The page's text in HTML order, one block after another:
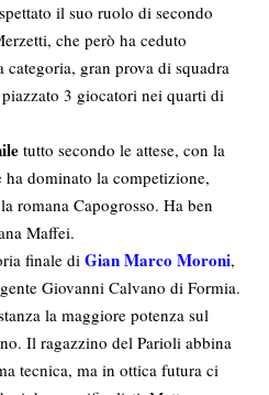
il suo ruolo di secondo
che però ha ceduto
categoria, gran prova di squadra
3 giocatori nei quarti di
tutto secondo le attese, con la
ha dominato la competizione,
romana Capogrosso. Ha ben
Maffei.
finale di Gian Marco Moroni,
Giovanni Calvano di Formia.
la maggiore potenza sul
Il ragazzino del Parioli abbina
tecnica, ma in ottica futura ci